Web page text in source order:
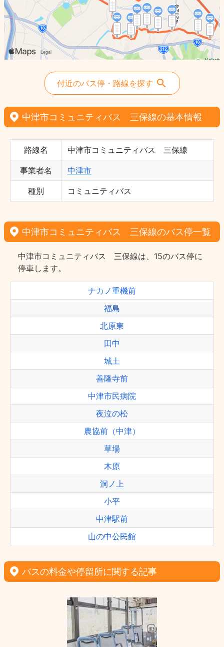
付近のバス停・路線を探す
中津市コミュニティバス 三保線の基本情報
路線名 中津市コミュニティバス 三保線
事業者名 中津市
種別 コミュニティバス
中津市コミュニティバス 三保線のバス停一覧
中津市コミュニティバス 三保線は、15のバス停に
停車します。
ナカノ重機前
福島
北原東
田中
城土
善隆寺前
中津市民病院
夜泣の松
農協前（中津）
草場
木原
洞ノ上
小平
中津駅前
山の中公民館
バスの料金や停留所に関する記事